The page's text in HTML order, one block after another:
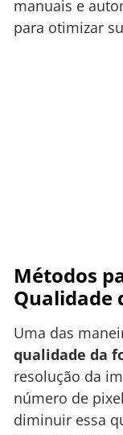
manuais e
para otimizar
Métodos
Qualidade
Uma das
qualidade da
resolução da
número de
diminuir essa